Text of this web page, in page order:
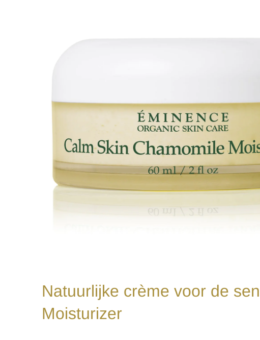
Natuurlijke crème voor de
Moisturizer